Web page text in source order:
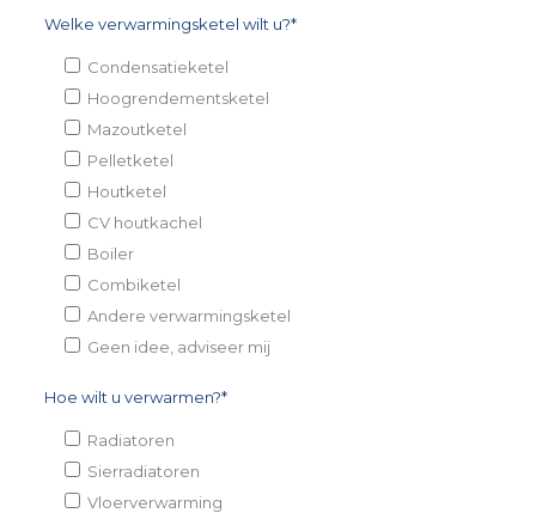
Welke verwarmingsketel wilt u?*
Condensatieketel
Hoogrendementsketel
Mazoutketel
Pelletketel
Houtketel
CV houtkachel
Boiler
Combiketel
Andere verwarmingsketel
Geen idee, adviseer mij
Hoe wilt u verwarmen?*
Radiatoren
Sierradiatoren
Vloerverwarming